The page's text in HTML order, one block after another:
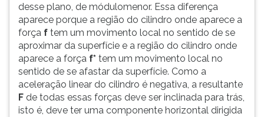
desse plano, de módulomenor. Essa diferença
aparece porque a região do cilindro onde aparece a
força f tem um movimento local no sentido de se
aproximar da superfície e a região do cilindro onde
aparece a força f* tem um movimento local no
sentido de se afastar da superfície. Como a
aceleração linear do cilindro é negativa, a resultante
F de todas essas forças deve ser inclinada para trás,
isto é, deve ter uma componente horizontal dirigida